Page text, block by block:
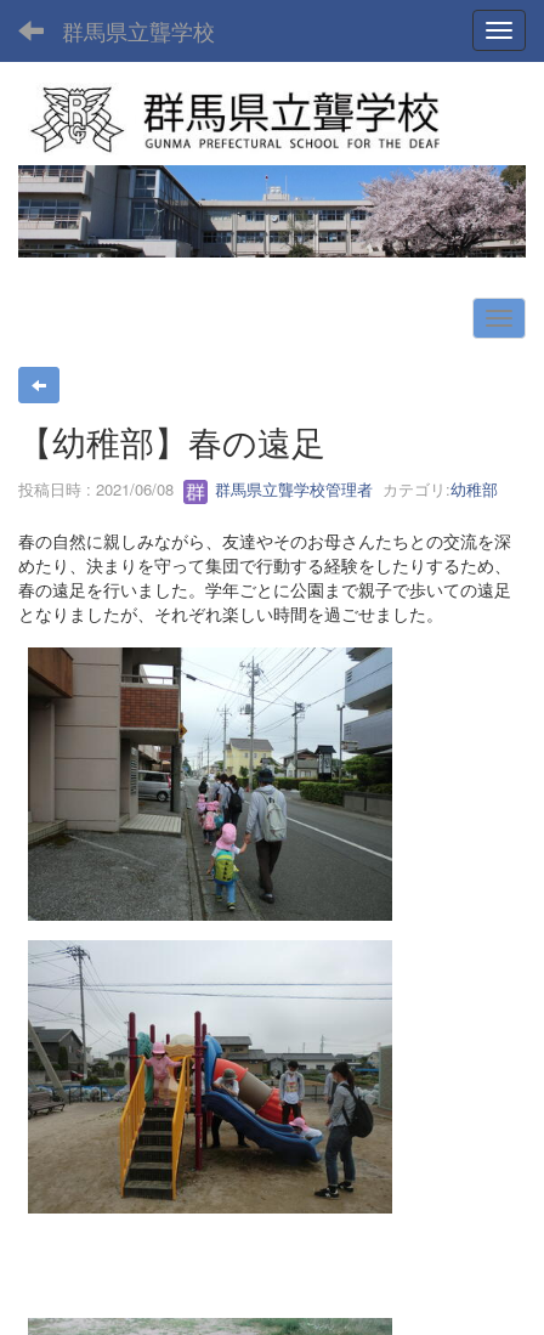
群馬県立聾学校
【幼稚部】春の遠足
投稿日時 : 2021/06/08 群馬県立聾学校管理者 カテゴリ:幼稚部
春の自然に親しみながら、友達やそのお母さんたちとの交流を深
めたり、決まりを守って集団で行動する経験をしたりするため、
春の遠足を行いました。学年ごとに公園まで親子で歩いての遠足
となりましたが、それぞれ楽しい時間を過ごせました。